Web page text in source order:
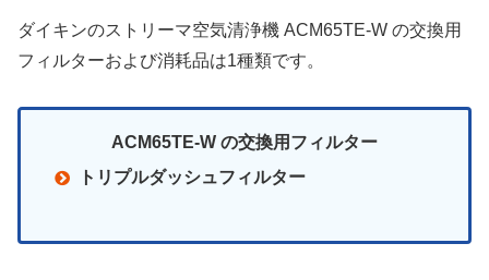
ダイキンのストリーマ空気清浄機 ACM65TE-W の交換用
フィルターおよび消耗品は1種類です。
ACM65TE-W の交換用フィルター
トリプルダッシュフィルター